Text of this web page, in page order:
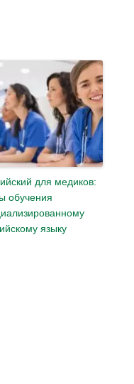
для медиков:
обучения
языку